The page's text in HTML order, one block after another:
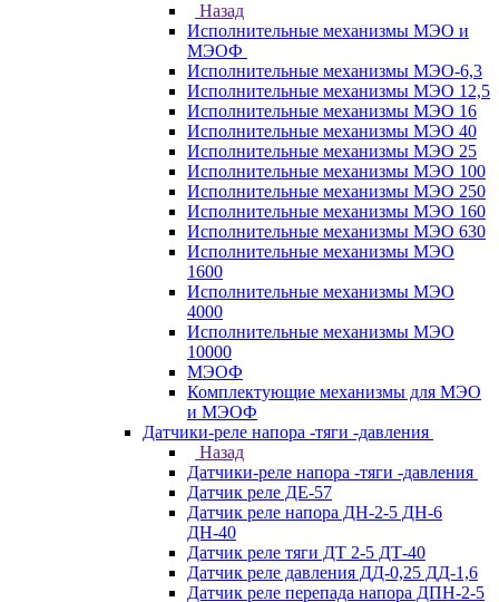
Назад
Исполнительные механизмы МЭО и
МЭОФ
Исполнительные механизмы МЭО-6,3
Исполнительные механизмы МЭО 12,5
Исполнительные механизмы МЭО 16
Исполнительные механизмы МЭО 40
Исполнительные механизмы МЭО 25
Исполнительные механизмы МЭО 100
Исполнительные механизмы МЭО 250
Исполнительные механизмы МЭО 160
Исполнительные механизмы МЭО 630
Исполнительные механизмы МЭО
1600
Исполнительные механизмы МЭО
4000
Исполнительные механизмы МЭО
10000
МЭОФ
Комплектующие механизмы для МЭО
и МЭОФ
Датчики-реле напора -тяги -давления
Назад
Датчики-реле напора -тяги -давления
Датчик реле ДЕ-57
Датчик реле напора ДН-2-5 ДН-6
ДН-40
Датчик реле тяги ДТ 2-5 ДТ-40
Датчик реле давления ДД-0,25 ДД-1,6
Датчик реле перепада напора ДПН-2-5